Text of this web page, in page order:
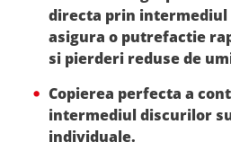
directa prin
asigura o putrefactie
si pierderi reduse de
Copierea perfecta a
intermediul discurilor
individuale.